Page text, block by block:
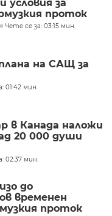
условия за
проток
Чете се за: 03:15 мин.
на САЩ за
01:42 мин.
в Канада наложи
20 000 души
02:37 мин.
до
временен
проток